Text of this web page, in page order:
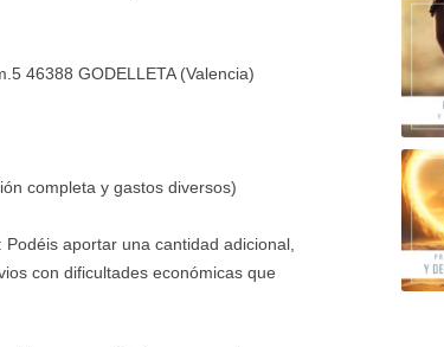
46388 GODELLETA (Valencia)
completa y gastos diversos)
: Podéis aportar una cantidad adicional,
con dificultades económicas que